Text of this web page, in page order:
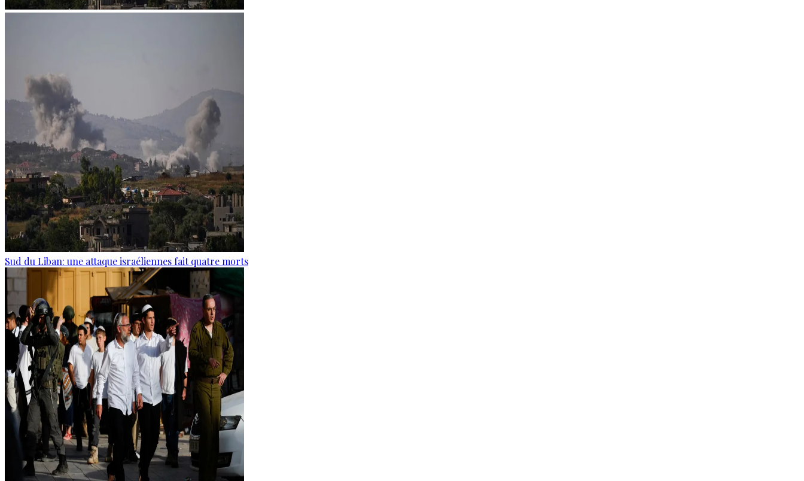
Sud du Liban: une attaque israéliennes fait quatre morts